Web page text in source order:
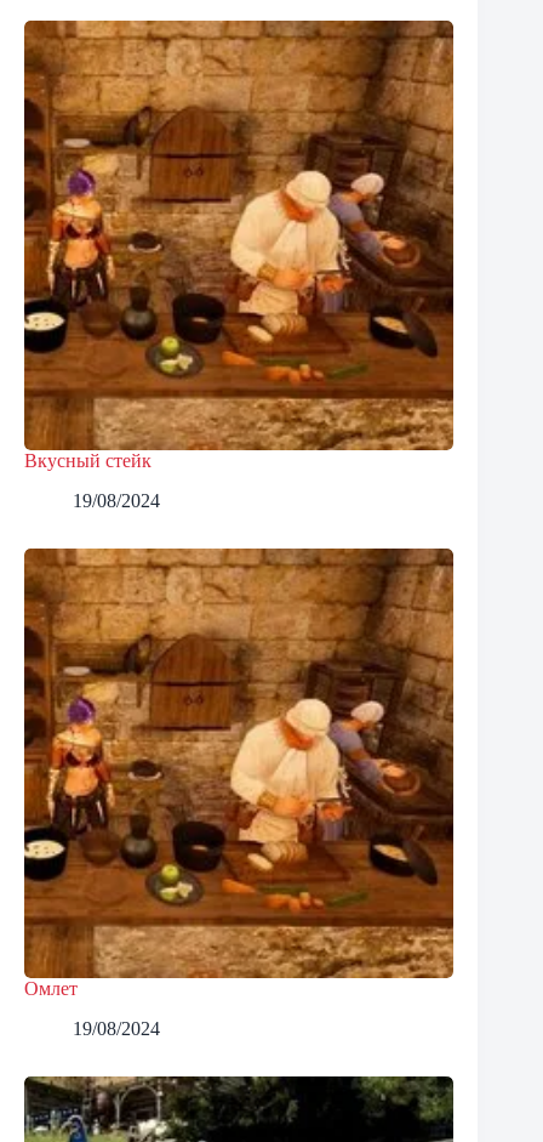
Вкусный стейк
19/08/2024
Омлет
19/08/2024